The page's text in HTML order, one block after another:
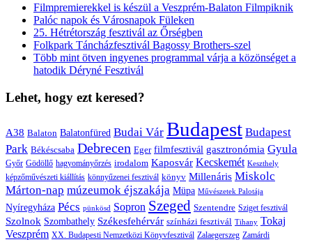
Filmpremierekkel is készül a Veszprém-Balaton Filmpiknik
Palóc napok és Városnapok Füleken
25. Hétrétország fesztivál az Őrségben
Folkpark Táncházfesztivál Bagossy Brothers-szel
Több mint ötven ingyenes programmal várja a közönséget a
hatodik Déryné Fesztivál
Lehet, hogy ezt keresed?
A38 Balaton Balatonfüred Budai Vár Budapest Budapest
Park Békéscsaba Debrecen Eger filmfesztivál gasztronómia Gyula
Győr Gödöllő hagyományőrzés irodalom Kaposvár Kecskemét Keszthely
képzőművészeti kiállítás könnyűzenei fesztivál könyv Millenáris Miskolc
Márton-nap múzeumok éjszakája Müpa Művészetek Palotája
Nyíregyháza Pécs pünkösd Sopron Szeged Szentendre Sziget fesztivál
Szolnok Szombathely Székesfehérvár színházi fesztivál Tihany Tokaj
Veszprém XX. Budapesti Nemzetközi Könyvfesztivál Zalaegerszeg Zamárdi